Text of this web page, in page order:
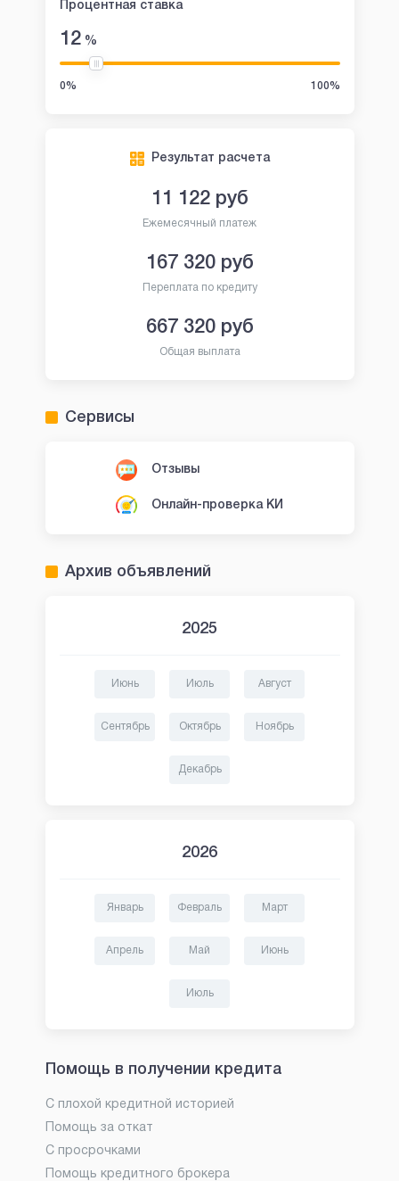
Процентная ставка
12%
0% 100%
Результат расчета
11 122руб
Ежемесячный платеж
167 320руб
Переплата по кредиту
667 320руб
Общая выплата
Сервисы
Отзывы
Онлайн-проверка КИ
Архив объявлений
2025
Июнь Июль Август
Сентябрь Октябрь Ноябрь
Декабрь
2026
Январь Февраль Март
Апрель Май Июнь
Июль
Помощь в получении кредита
С плохой кредитной историей
Помощь за откат
С просрочками
Помощь кредитного брокера